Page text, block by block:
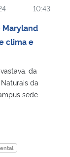
10:43
Maryland
clima e
da
da
sede